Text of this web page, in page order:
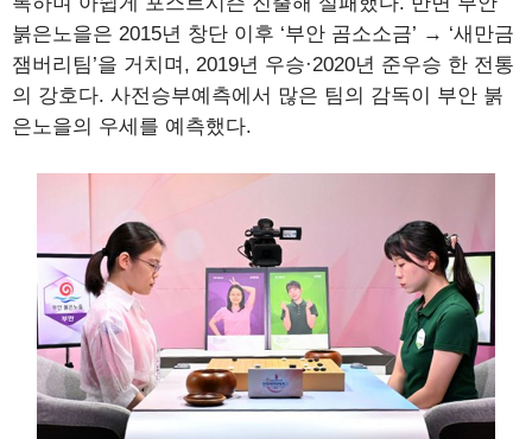
붉은노을은 2015년 창단 이후 ‘부안 곰소소금’ → ‘새만금
잼버리팀’을 거치며, 2019년 우승·2020년 준우승 한 전통
의 강호다. 사전승부예측에서 많은 팀의 감독이 부안 붉
은노을의 우세를 예측했다.